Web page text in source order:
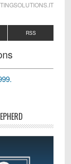
RSS